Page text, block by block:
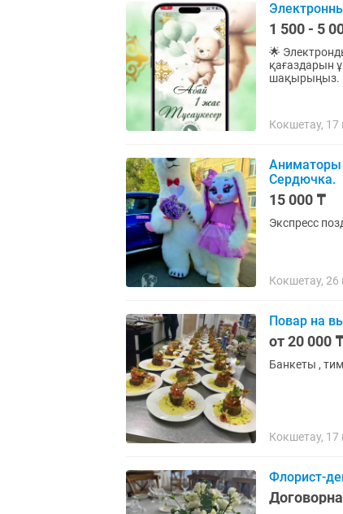
1 500 - 5
🌟 Электронды
қағаздарын
Кокшетау, 17
Аниматоры
Сердючка.
15 000 ₸
Экспресс
Кокшетау, 26
Повар на
от 20 000
Банкеты ,
Кокшетау, 17
Флорист-